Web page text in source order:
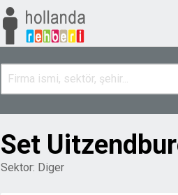
Set
Sektor: Diger